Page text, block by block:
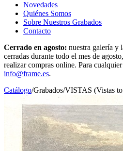
Novedades
Quiénes Somos
Sobre Nuestros Grabados
Contacto
Cerrado en agosto: nuestra galería y
cerradas durante todo el mes de
realizar compras online. Para
info@frame.es.
Catálogo/Grabados/VISTAS (Vistas